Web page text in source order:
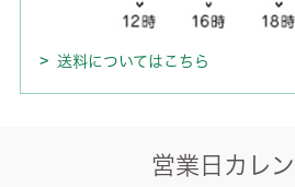
送料についてはこちら
営業日カレ